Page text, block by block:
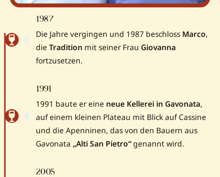
1987
Die Jahre vergingen und 1987 beschloss Marco,
die Tradition mit seiner Frau Giovanna
fortzusetzen.
1991
1991 baute er eine neue Kellerei in Gavonata,
auf einem kleinen Plateau mit Blick auf Cassine
und die Apenninen, das von den Bauern aus
Gavonata „Alti San Pietro“ genannt wird.
2005